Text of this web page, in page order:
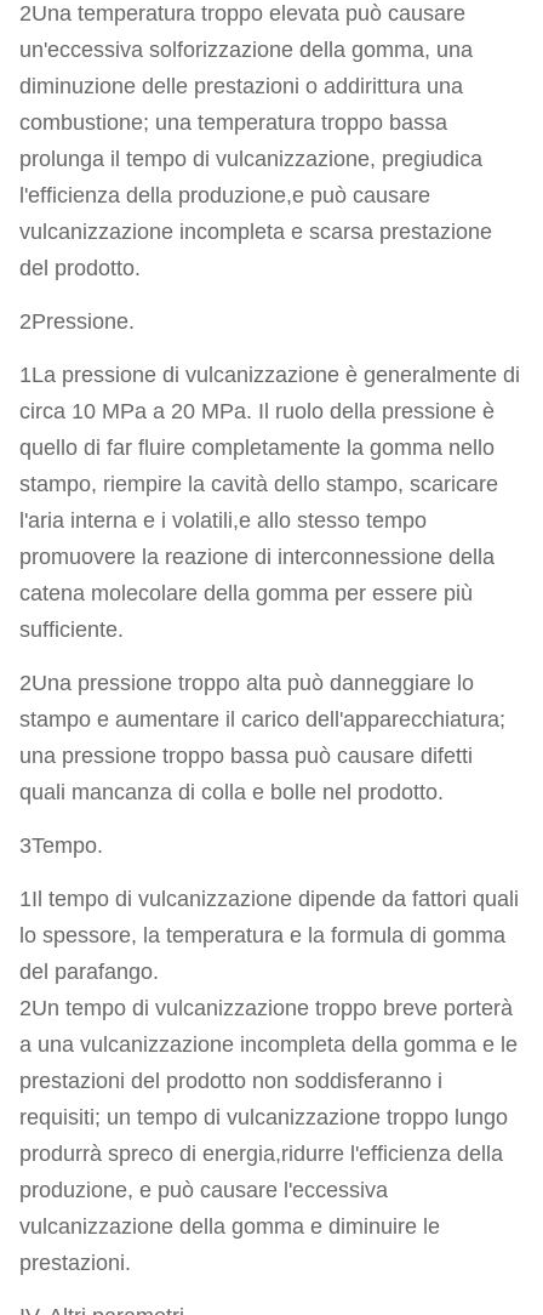
2Una temperatura troppo elevata può causare
un'eccessiva solforizzazione della gomma, una
diminuzione delle prestazioni o addirittura una
combustione; una temperatura troppo bassa
prolunga il tempo di vulcanizzazione, pregiudica
l'efficienza della produzione,e può causare
vulcanizzazione incompleta e scarsa prestazione
del prodotto.
2Pressione.
1La pressione di vulcanizzazione è generalmente di
circa 10 MPa a 20 MPa. Il ruolo della pressione è
quello di far fluire completamente la gomma nello
stampo, riempire la cavità dello stampo, scaricare
l'aria interna e i volatili,e allo stesso tempo
promuovere la reazione di interconnessione della
catena molecolare della gomma per essere più
sufficiente.
2Una pressione troppo alta può danneggiare lo
stampo e aumentare il carico dell'apparecchiatura;
una pressione troppo bassa può causare difetti
quali mancanza di colla e bolle nel prodotto.
3Tempo.
1Il tempo di vulcanizzazione dipende da fattori quali
lo spessore, la temperatura e la formula di gomma
del parafango.
2Un tempo di vulcanizzazione troppo breve porterà
a una vulcanizzazione incompleta della gomma e le
prestazioni del prodotto non soddisferanno i
requisiti; un tempo di vulcanizzazione troppo lungo
produrrà spreco di energia,ridurre l'efficienza della
produzione, e può causare l'eccessiva
vulcanizzazione della gomma e diminuire le
prestazioni.